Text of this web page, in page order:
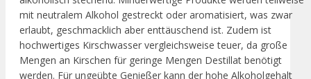
mit neutralem Alkohol gestreckt oder aromatisiert, was zwar
erlaubt, geschmacklich aber enttäuschend ist. Zudem ist
hochwertiges Kirschwasser vergleichsweise teuer, da große
Mengen an Kirschen für geringe Mengen Destillat benötigt
werden. Für ungeübte Genießer kann der hohe Alkoholgehalt